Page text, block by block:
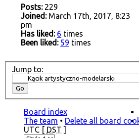
Posts:229
Joined:March 17th, 2017, 8:23
pm
Has liked: 6 times
Been liked: 59 times
Jump to:
Board index
The team • Delete all board
UTC [ DST ]